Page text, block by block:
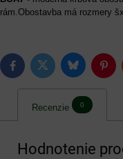
rám.Obostavba má rozmery
FacebookTwitter Bluesky
Recenzie 0
Hodnotenie